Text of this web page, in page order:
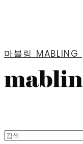
마블링